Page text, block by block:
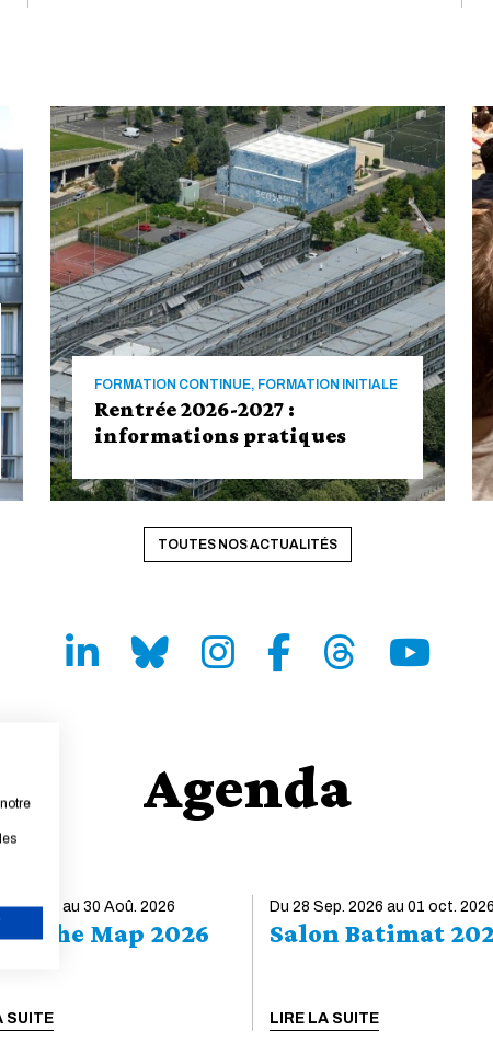
FORMATION CONTINUE, FORMATION INITIALE
Rentrée 2026-2027 :
informations pratiques
Rentrée 2026-2027 : informations
pratiques, en fonction de votre formation.
Consulter la rubrique S'inscrire et se réinscrire à
l'École Consultez le livret d'accueil, conçu pour
l’École Formation d'ingénieurs Pour vous inscrire
TOUTES NOS ACTUALITÉS
LinkedIn Bluesky InstagramFacebook Threads Youtube
Agenda
2026 au 30 Aoû. 2026
of the Map 2026
SUITE
Du 28 Sep. 2026 au 01 oct. 2026
Salon Batimat
LIRE LA SUITE